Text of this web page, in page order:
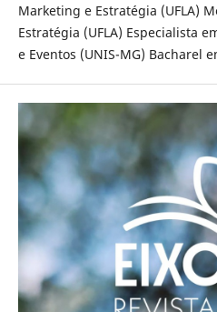
Marketing e Estratégia (UFLA)
Estratégia (UFLA) Especialista
e Eventos (UNIS-MG) Bacharel